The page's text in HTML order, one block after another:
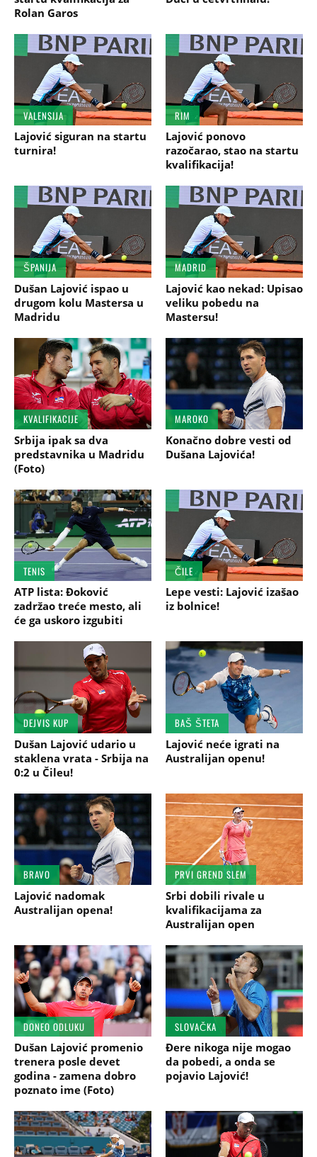
Rolan Garos
VALENSIJA
Lajović siguran na startu
turnira!
RIM
Lajović ponovo
razočarao, stao na startu
kvalifikacija!
ŠPANIJA
Dušan Lajović ispao u
drugom kolu Mastersa u
Madridu
MADRID
Lajović kao nekad: Upisao
veliku pobedu na
Mastersu!
KVALIFIKACIJE
Srbija ipak sa dva
predstavnika u Madridu
(Foto)
MAROKO
Konačno dobre vesti od
Dušana Lajovića!
TENIS
ATP lista: Đoković
zadržao treće mesto, ali
će ga uskoro izgubiti
ČILE
Lepe vesti: Lajović izašao
iz bolnice!
DEJVIS KUP
Dušan Lajović udario u
staklena vrata - Srbija na
0:2 u Čileu!
BAŠ ŠTETA
Lajović neće igrati na
Australijan openu!
BRAVO
Lajović nadomak
Australijan opena!
PRVI GREND SLEM
Srbi dobili rivale u
kvalifikacijama za
Australijan open
DONEO ODLUKU
Dušan Lajović promenio
trenera posle devet
godina - zamena dobro
poznato ime (Foto)
SLOVAČKA
Đere nikoga nije mogao
da pobedi, a onda se
pojavio Lajović!